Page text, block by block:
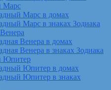
Марс
Марс в домах
Марс в знаках Зодиака
Венера в домах
Венера в знаках Зодиака
Юпитер
Юпитер в домах
Юпитер в знаках